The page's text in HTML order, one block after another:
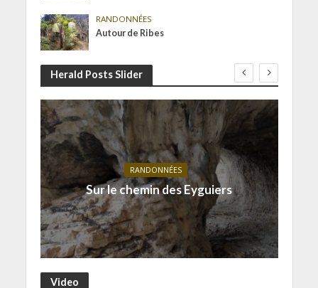
RANDONNÉES
Autour de Ribes
Herald Posts Slider
RANDONNÉES
Sur le chemin des Eyguiers
Video